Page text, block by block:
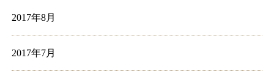
2017年8月
2017年7月